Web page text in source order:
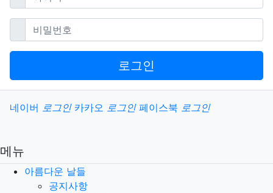
비밀번호필수
로그인
소셜계정으로 로그인
네이버 로그인 카카오 로그인 페이스북 로그인
메뉴
아름다운 날들
공지사항